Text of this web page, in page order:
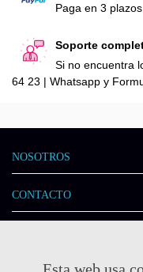
Paga en 3
Soporte
Si no encuentra
64 23 | Whatsapp y
NOSOTROS
CONTACTO